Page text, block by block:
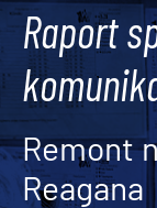
Raport
Remont
Reagana